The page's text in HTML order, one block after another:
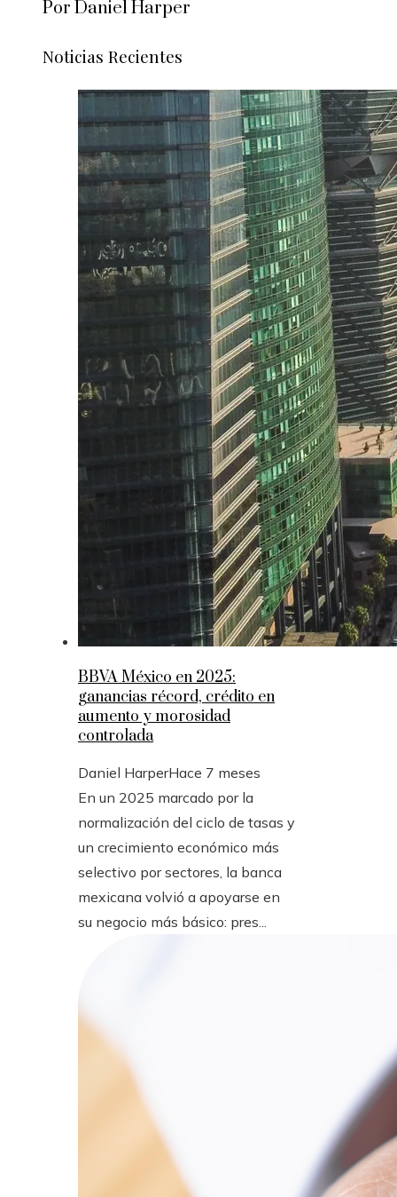
Por Daniel Harper
Noticias Recientes
BBVA México en 2025:
ganancias récord, crédito en
aumento y morosidad
controlada
Daniel HarperHace 7 meses
En un 2025 marcado por la
normalización del ciclo de tasas y
un crecimiento económico más
selectivo por sectores, la banca
mexicana volvió a apoyarse en
su negocio más básico: pres...